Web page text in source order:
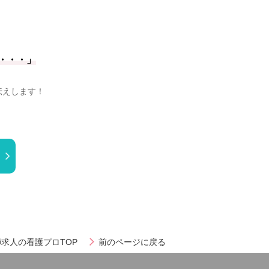
・・」
します！
人の看護プロTOP 前のページに戻る